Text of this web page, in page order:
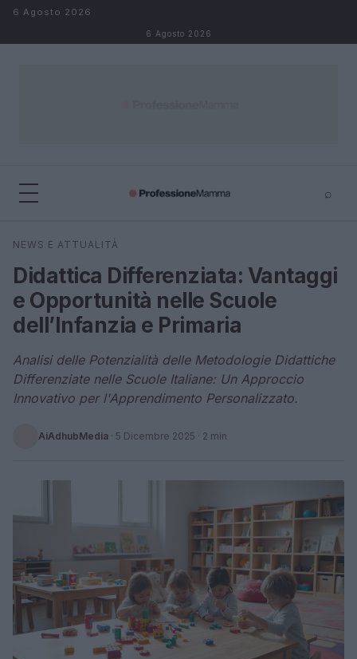
Salta al contenuto
6 Agosto 2026
6 Agosto 2026
⌕
Cerca
NEWS E ATTUALITÀ
Didattica Differenziata: Vantaggi
e Opportunità nelle Scuole
dell’Infanzia e Primaria
Analisi delle Potenzialità delle Metodologie Didattiche
Differenziate nelle Scuole Italiane: Un Approccio
Innovativo per l'Apprendimento Personalizzato.
AiAdhubMedia · 5 Dicembre 2025 · 2 min